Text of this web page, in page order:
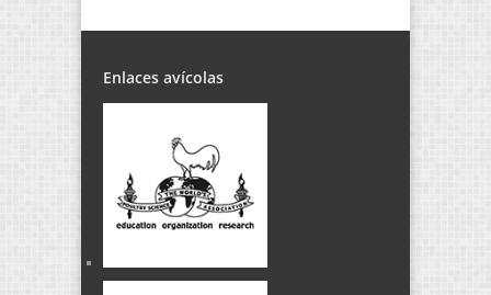
Enlaces avícolas